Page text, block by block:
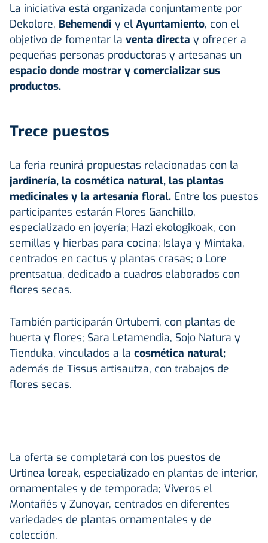
La iniciativa está organizada conjuntamente por
Dekolore, Behemendi y el Ayuntamiento, con el
objetivo de fomentar la venta directa y ofrecer a
pequeñas personas productoras y artesanas un
espacio donde mostrar y comercializar sus
productos.
Trece puestos
La feria reunirá propuestas relacionadas con la
jardinería, la cosmética natural, las plantas
medicinales y la artesanía floral. Entre los puestos
participantes estarán Flores Ganchillo,
especializado en joyería; Hazi ekologikoak, con
semillas y hierbas para cocina; Islaya y Mintaka,
centrados en cactus y plantas crasas; o Lore
prentsatua, dedicado a cuadros elaborados con
flores secas.
También participarán Ortuberri, con plantas de
huerta y flores; Sara Letamendia, Sojo Natura y
Tienduka, vinculados a la cosmética natural;
además de Tissus artisautza, con trabajos de
flores secas.
La oferta se completará con los puestos de
Urtinea loreak, especializado en plantas de interior,
ornamentales y de temporada; Viveros el
Montañés y Zunoyar, centrados en diferentes
variedades de plantas ornamentales y de
colección.